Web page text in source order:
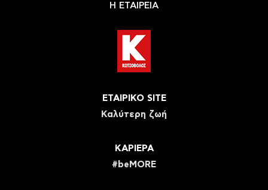
Η ΕΤΑΙΡΕΙΑ
ΕΤΑΙΡΙΚΟ SITE
Καλύτερη ζωή
ΚΑΡΙΕΡΑ
#beMORE